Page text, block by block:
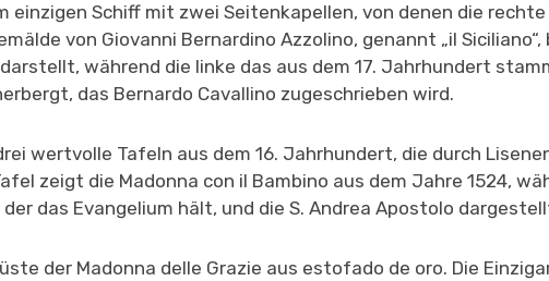
einzigen Schiff mit zwei Seitenkapellen, von denen die rechte
von Giovanni Bernardino Azzolino, genannt „il
darstellt, während die linke das aus dem 17. Jahrhundert
das Bernardo Cavallino zugeschrieben wird.
wertvolle Tafeln aus dem 16. Jahrhundert, die durch
zeigt die Madonna con il Bambino aus dem Jahre 1524,
das Evangelium hält, und die S. Andrea Apostolo
der Madonna delle Grazie aus estofado de oro. Die